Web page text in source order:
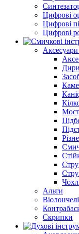
Цифрові
Цифрові
Цифрові
Альти
Віолончелі
Скрипки